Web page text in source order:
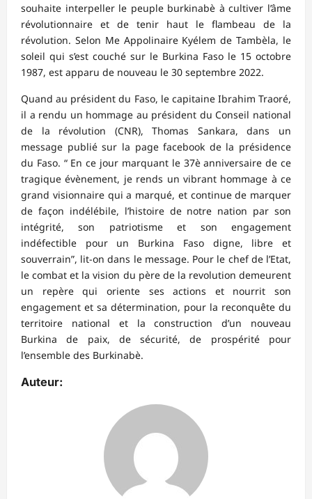
souhaite interpeller le peuple burkinabè à cultiver l’âme
révolutionnaire et de tenir haut le flambeau de la
révolution. Selon Me Appolinaire Kyélem de Tambèla, le
soleil qui s’est couché sur le Burkina Faso le 15 octobre
1987, est apparu de nouveau le 30 septembre 2022.
Quand au président du Faso, le capitaine Ibrahim Traoré,
il a rendu un hommage au président du Conseil national
de la révolution (CNR), Thomas Sankara, dans un
message publié sur la page facebook de la présidence
du Faso. “ En ce jour marquant le 37è anniversaire de ce
tragique évènement, je rends un vibrant hommage à ce
grand visionnaire qui a marqué, et continue de marquer
de façon indélébile, l’histoire de notre nation par son
intégrité, son patriotisme et son engagement
indéfectible pour un Burkina Faso digne, libre et
souverrain”, lit-on dans le message. Pour le chef de l’Etat,
le combat et la vision du père de la revolution demeurent
un repère qui oriente ses actions et nourrit son
engagement et sa détermination, pour la reconquête du
territoire national et la construction d’un nouveau
Burkina de paix, de sécurité, de prospérité pour
l’ensemble des Burkinabè.
Auteur: